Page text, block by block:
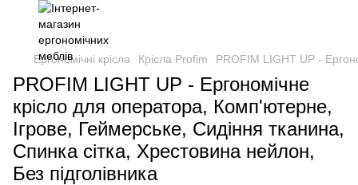
Ергономічні крісла Крісла Profim PROFIM LIGHT UP -
PROFIM LIGHT UP - Ергономічне
крісло для оператора, Комп'ютерне,
Ігрове, Геймерське, Сидіння тканина,
Спинка сітка, Хрестовина нейлон,
Без підголівника